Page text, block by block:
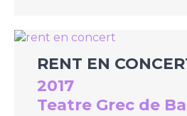
RENT EN
2017
Teatre Grec de